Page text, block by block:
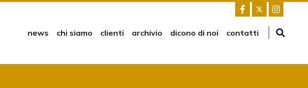
news chi siamo clienti archivio dicono di noi contatti